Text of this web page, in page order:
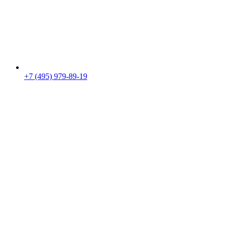
+7 (495) 979-89-19